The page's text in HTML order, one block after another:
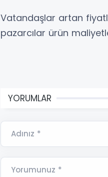
Vatandaşlar artan
pazarcılar ürün
YORUMLAR
Adınız *
Yorumunuz *